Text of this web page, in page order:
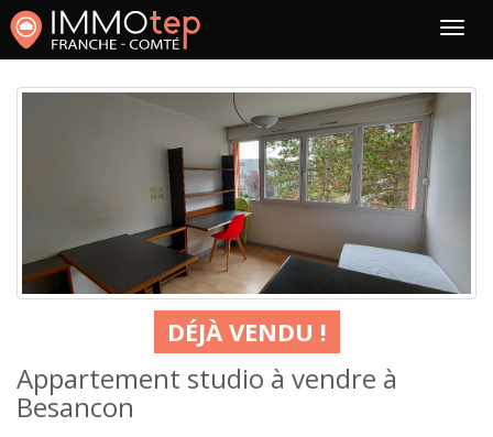
DÉJÀ VENDU !
Appartement studio à vendre à
Besancon